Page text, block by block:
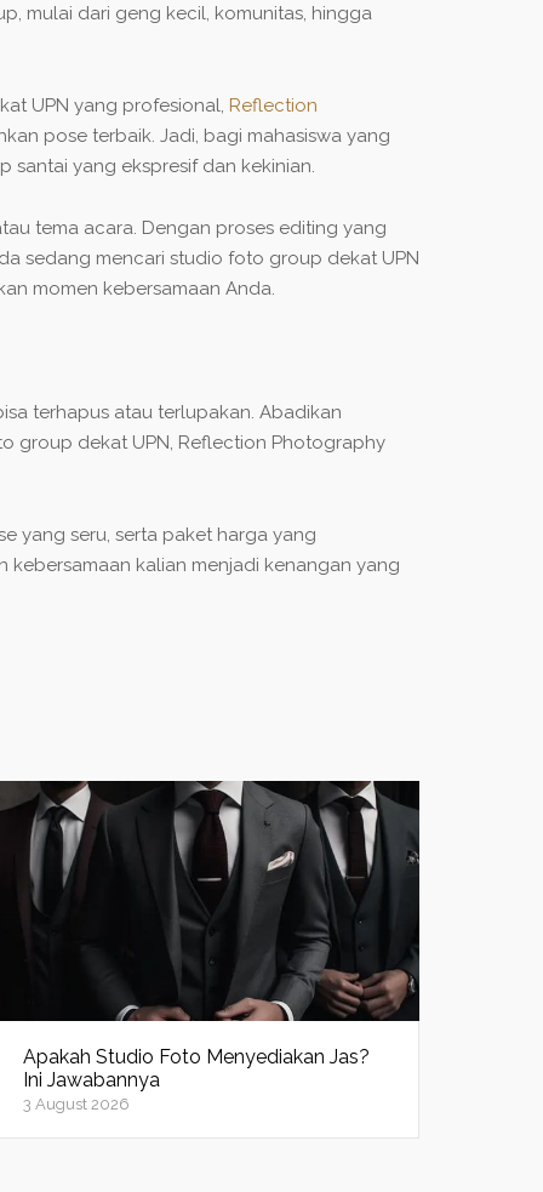
mulai dari geng kecil, komunitas, hingga
UPN yang profesional, Reflection
pose terbaik. Jadi, bagi mahasiswa yang
yang ekspresif dan kekinian.
tema acara. Dengan proses editing yang
sedang mencari studio foto group dekat UPN
momen kebersamaan Anda.
terhapus atau terlupakan. Abadikan
group dekat UPN, Reflection Photography
yang seru, serta paket harga yang
kalian menjadi kenangan yang
Apakah Studio Foto Menyediakan Jas?
Ini Jawabannya
3 August 2026